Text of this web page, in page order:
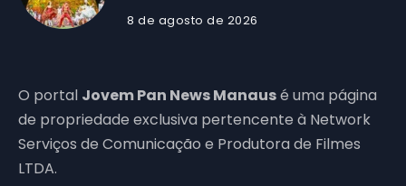
8 de agosto de 2026
O portal Jovem Pan News Manausé uma página
de propriedade exclusiva pertencente à Network
Serviços de Comunicação e Produtora de Filmes
LTDA.